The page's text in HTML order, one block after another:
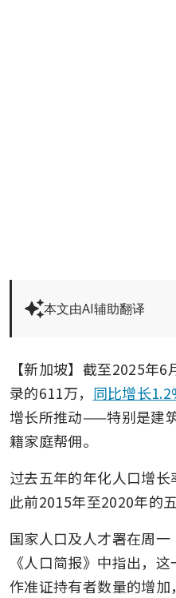
本文由AI辅助翻译
【新加坡】截至2025年
录的611万， 同比增长
增长所推动——特别是建
籍家庭帮佣。
过去五年的年化人口增
此前2015年至2020年的
国家人口及人才署在周
《人口简报》中指出，
作准证持有者数量的增